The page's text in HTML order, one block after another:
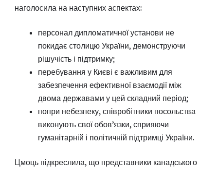
наголосила на наступних аспектах:
персонал дипломатичної установи не
покидає столицю України, демонструючи
рішучість і підтримку;
перебування у Києві є важливим для
забезпечення ефективної взаємодії між
двома державами у цей складний період;
попри небезпеку, співробітники посольства
виконують свої обов’язки, сприяючи
гуманітарній і політичній підтримці України.
Цмоць підкреслила, що представники канадського